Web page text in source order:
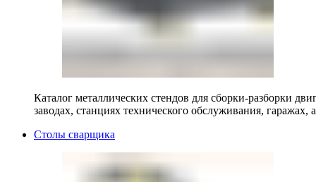
Каталог металлических стендов для сборки-разборки
заводах, станциях технического обслуживания, гаражах,
Столы сварщика